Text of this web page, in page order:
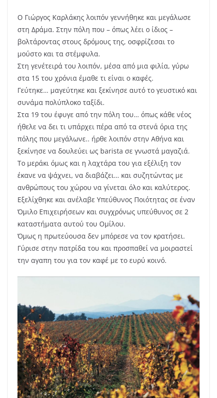
Ο Γιώργος Καρλάκης λοιπόν γεννήθηκε και μεγάλωσε
στη Δράμα. Στην πόλη που – όπως λέει ο ίδιος –
βολτάροντας στους δρόμους της, οσφρίζεσαι το
μούστο και τα στέμφυλα.
Στη γενέτειρά του λοιπόν, μέσα από μια φιλία, γύρω
στα 15 του χρόνια έμαθε τι είναι ο καφές.
Γεύτηκε… μαγεύτηκε και ξεκίνησε αυτό το γευστικό και
συνάμα πολύπλοκο ταξίδι.
Στα 19 του έφυγε από την πόλη του… όπως κάθε νέος
ήθελε να δει τι υπάρχει πέρα από τα στενά όρια της
πόλης που μεγάλωνε.. ήρθε λοιπόν στην Αθήνα και
ξεκίνησε να δουλεύει ως barista σε γνωστά μαγαζιά.
Το μεράκι όμως και η λαχτάρα του για εξέλιξη τον
έκανε να ψάχνει, να διαβάζει… και συζητώντας με
ανθρώπους του χώρου να γίνεται όλο και καλύτερος.
Εξελίχθηκε και ανέλαβε Υπεύθυνος Ποιότητας σε έναν
Όμιλο Επιχειρήσεων και συγχρόνως υπεύθυνος σε 2
καταστήματα αυτού του Ομίλου.
Όμως η πρωτεύουσα δεν μπόρεσε να τον κρατήσει.
Γύρισε στην πατρίδα του και προσπαθεί να μοιραστεί
την αγαπη του για τον καφέ με το ευρύ κοινό.